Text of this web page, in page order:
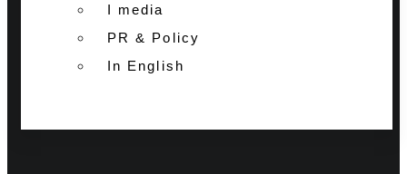
I media
PR & Policy
In English